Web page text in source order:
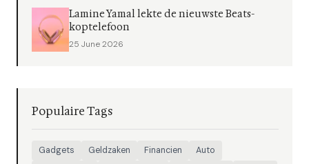
Lamine Yamal lekte de nieuwste Beats-
koptelefoon
25 June 2026
Populaire Tags
Gadgets Geldzaken Financien
Auto